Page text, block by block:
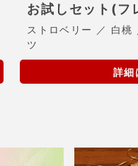
お試しセット(フ
ストロベリー ／ 白桃
ツ
詳細